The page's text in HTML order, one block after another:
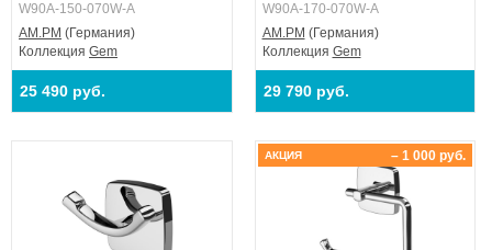
W90A-150-070W-A
AM.PM (Германия)
Коллекция Gem
25 490 руб.
W90A-170-070W-A
AM.PM (Германия)
Коллекция Gem
29 790 руб.
– 1 000 руб.
АКЦИЯ